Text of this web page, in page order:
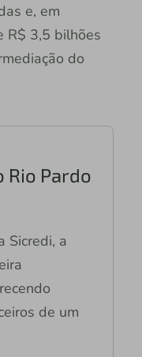
e, em
R$ 3,5 bilhões
do
Rio Pardo
Sicredi, a
de um